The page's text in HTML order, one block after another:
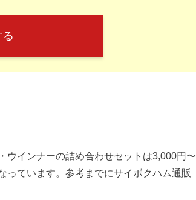
ウインナーの詰め合わせセットは3,000円〜
っています。参考までにサイボクハム通販